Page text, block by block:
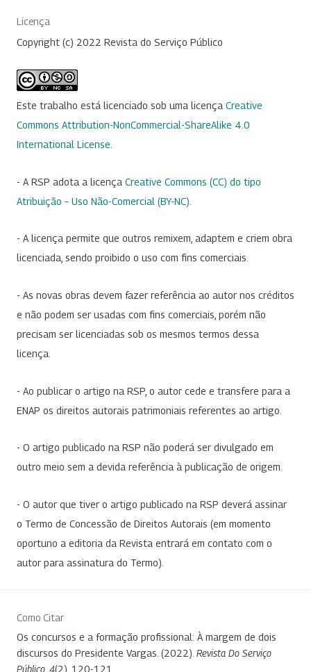
Licença
Copyright (c) 2022 Revista do Serviço Público
Este trabalho está licenciado sob uma licença Creative
Commons Attribution-NonCommercial-ShareAlike 4.0
International License
- A RSP adota a licença Creative Commons (CC) do tipo
Atribuição – Uso Não-Comercial (BY-NC)
- A licença permite que outros remixem, adaptem e criem obra
licenciada, sendo proibido o uso com fins comerciais.
- As novas obras devem fazer referência ao autor nos créditos
e não podem ser usadas com fins comerciais, porém não
precisam ser licenciadas sob os mesmos termos dessa
licença.
- Ao publicar o artigo na RSP, o autor cede e transfere para a
ENAP os direitos autorais patrimoniais referentes ao artigo.
- O artigo publicado na RSP não poderá ser divulgado em
outro meio sem a devida referência à publicação de origem.
- O autor que tiver o artigo publicado na RSP deverá assinar
o Termo de Concessão de Direitos Autorais (em momento
oportuno a editoria da Revista entrará em contato com o
autor para assinatura do Termo).
Como Citar
Os concursos e a formação profissional: À margem de dois
discursos do Presidente Vargas. (2022). Revista Do Serviço
Público 4(2), 120-121.